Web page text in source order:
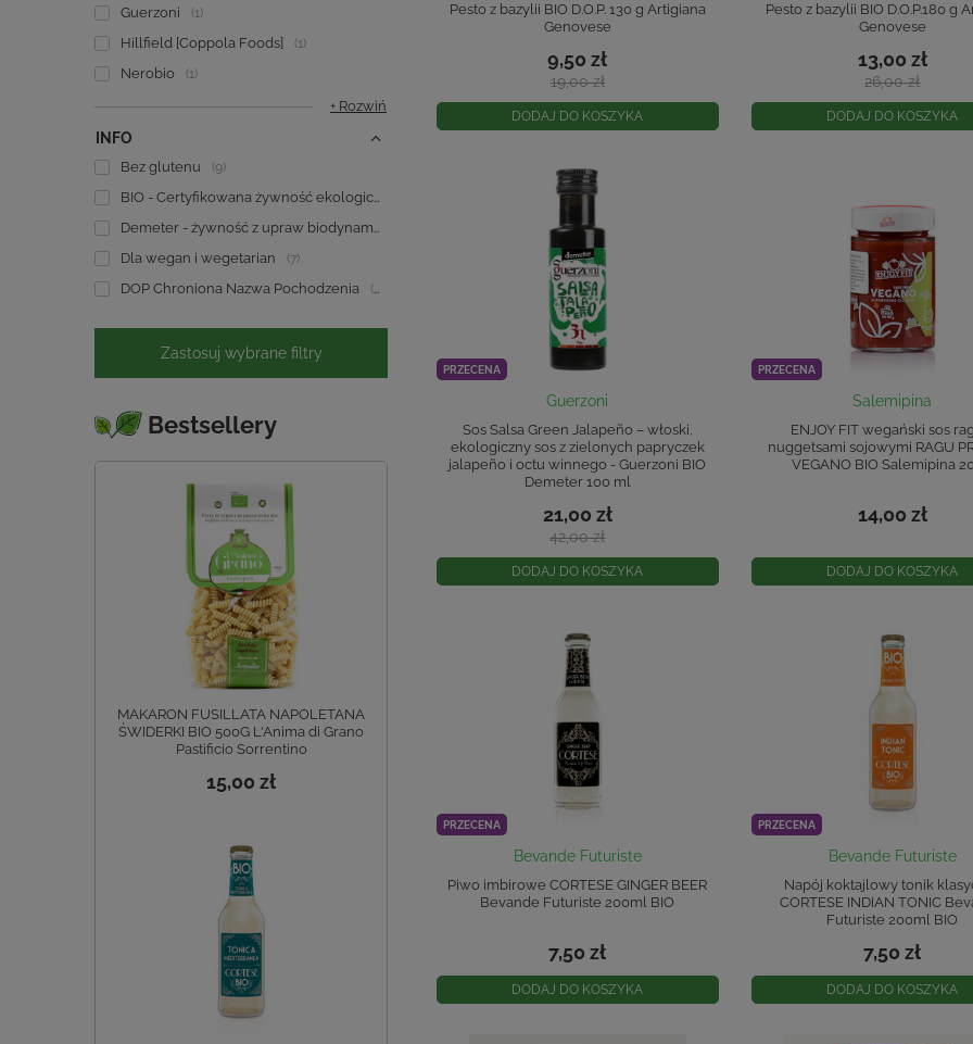
Guerzoni 1
Hillfield [Coppola Foods] 1
Nerobio 1
+ Rozwiń
INFO
Bez glutenu 9
BIO - Certyfikowana żywność ekologiczna
Demeter - żywność z upraw biodynamicznych
Dla wegan i wegetarian 7
DOP Chroniona Nazwa Pochodzenia 5
Zastosuj wybrane filtry
Bestsellery
MAKARON FUSILLATA NAPOLETANA
ŚWIDERKI BIO 500G L'Anima di Grano
Pastificio Sorrentino
15,00 zł
Pesto z bazylii BIO D.O.P. 130 g Artigiana
Genovese
19,00 zł
9,50 zł
DODAJ DO KOSZYKA
Pesto z bazylii BIO D.O.P.180 g
Genovese
26,00 zł
13,00 zł
DODAJ DO KOSZYKA
PRZECENA
Guerzoni
Sos Salsa Green Jalapeño – włoski,
ekologiczny sos z zielonych papryczek
jalapeño i octu winnego - Guerzoni BIO
Demeter 100 ml
42,00 zł
21,00 zł
DODAJ DO KOSZYKA
PRZECENA
Salemipina
ENJOY FIT wegański sos
nuggetsami sojowymi RAGU
VEGANO BIO Salemipina
14,00 zł
DODAJ DO KOSZYKA
PRZECENA
Bevande Futuriste
Piwo imbirowe CORTESE GINGER BEER
Bevande Futuriste 200ml BIO
7,50 zł
DODAJ DO KOSZYKA
PRZECENA
Bevande Futuriste
Napój koktajlowy tonik
CORTESE INDIAN TONIC
Futuriste 200ml BIO
7,50 zł
DODAJ DO KOSZYKA